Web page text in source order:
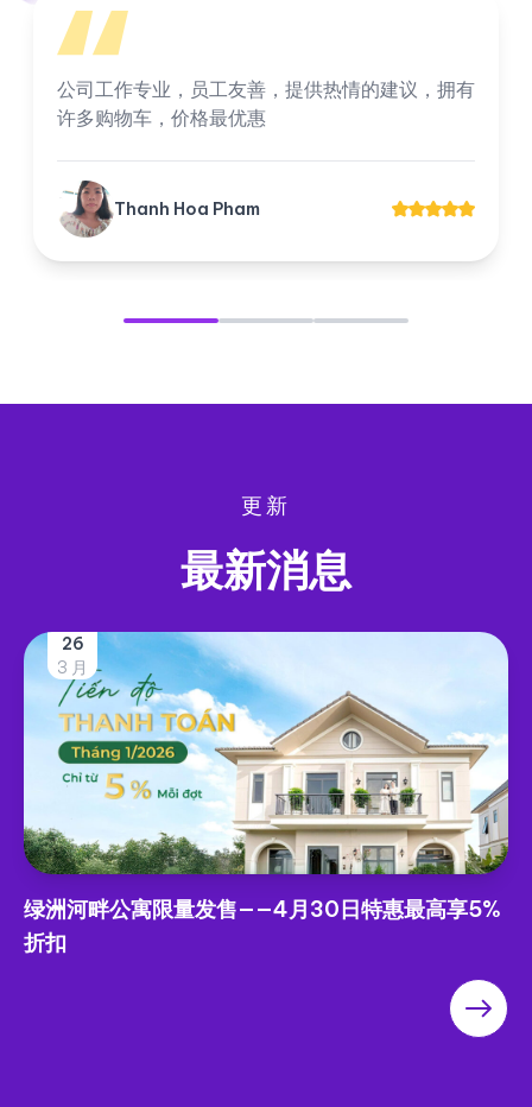
公司工作专业，员工友善，提供热情的建议，拥有
许多购物车，价格最优惠
Thanh Hoa Pham
更新
最新消息
26
3 月
绿洲河畔公寓限量发售——4月30日特惠最高享5%
折扣